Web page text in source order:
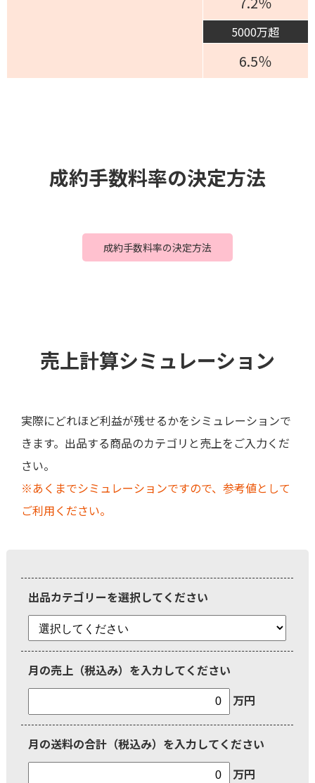
5000万超
6.5％
成約手数料率の決定方法
成約手数料率の決定方法
売上計算シミュレーション
実際にどれほど利益が残せるかをシミュレーションで
きます。出品する商品のカテゴリと売上をご入力くだ
さい。
※あくまでシミュレーションですので、参考値として
ご利用ください。
出品カテゴリーを選択してください
月の売上（税込み）を入力してください
万円
月の送料の合計（税込み）を入力してください
万円